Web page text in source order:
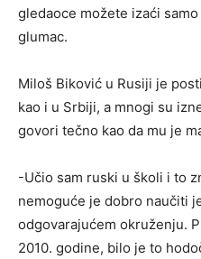
gledaoce možete izaći
glumac.
Miloš Biković u Rusiji je
kao i u Srbiji, a mnogi su
govori tečno kao da mu je
-Učio sam ruski u školi i to
nemoguće je dobro naučiti
odgovarajućem okruženju.
2010. godine, bilo je to